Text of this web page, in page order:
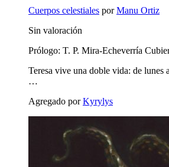
Cuerpos celestiales porManu Ortiz
Sin valoración
Prólogo: T. P. Mira-Echeverría
Teresa vive una doble vida: de lunes
…
Agregado porKyrylys